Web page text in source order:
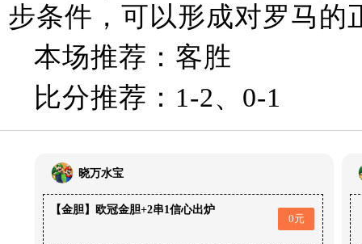
步条件，可以形成对罗马的
本场推荐：客胜
比分推荐：1-2、0-1
晓万水宝
【金胆】欧冠金胆+2串1信心出炉
0元